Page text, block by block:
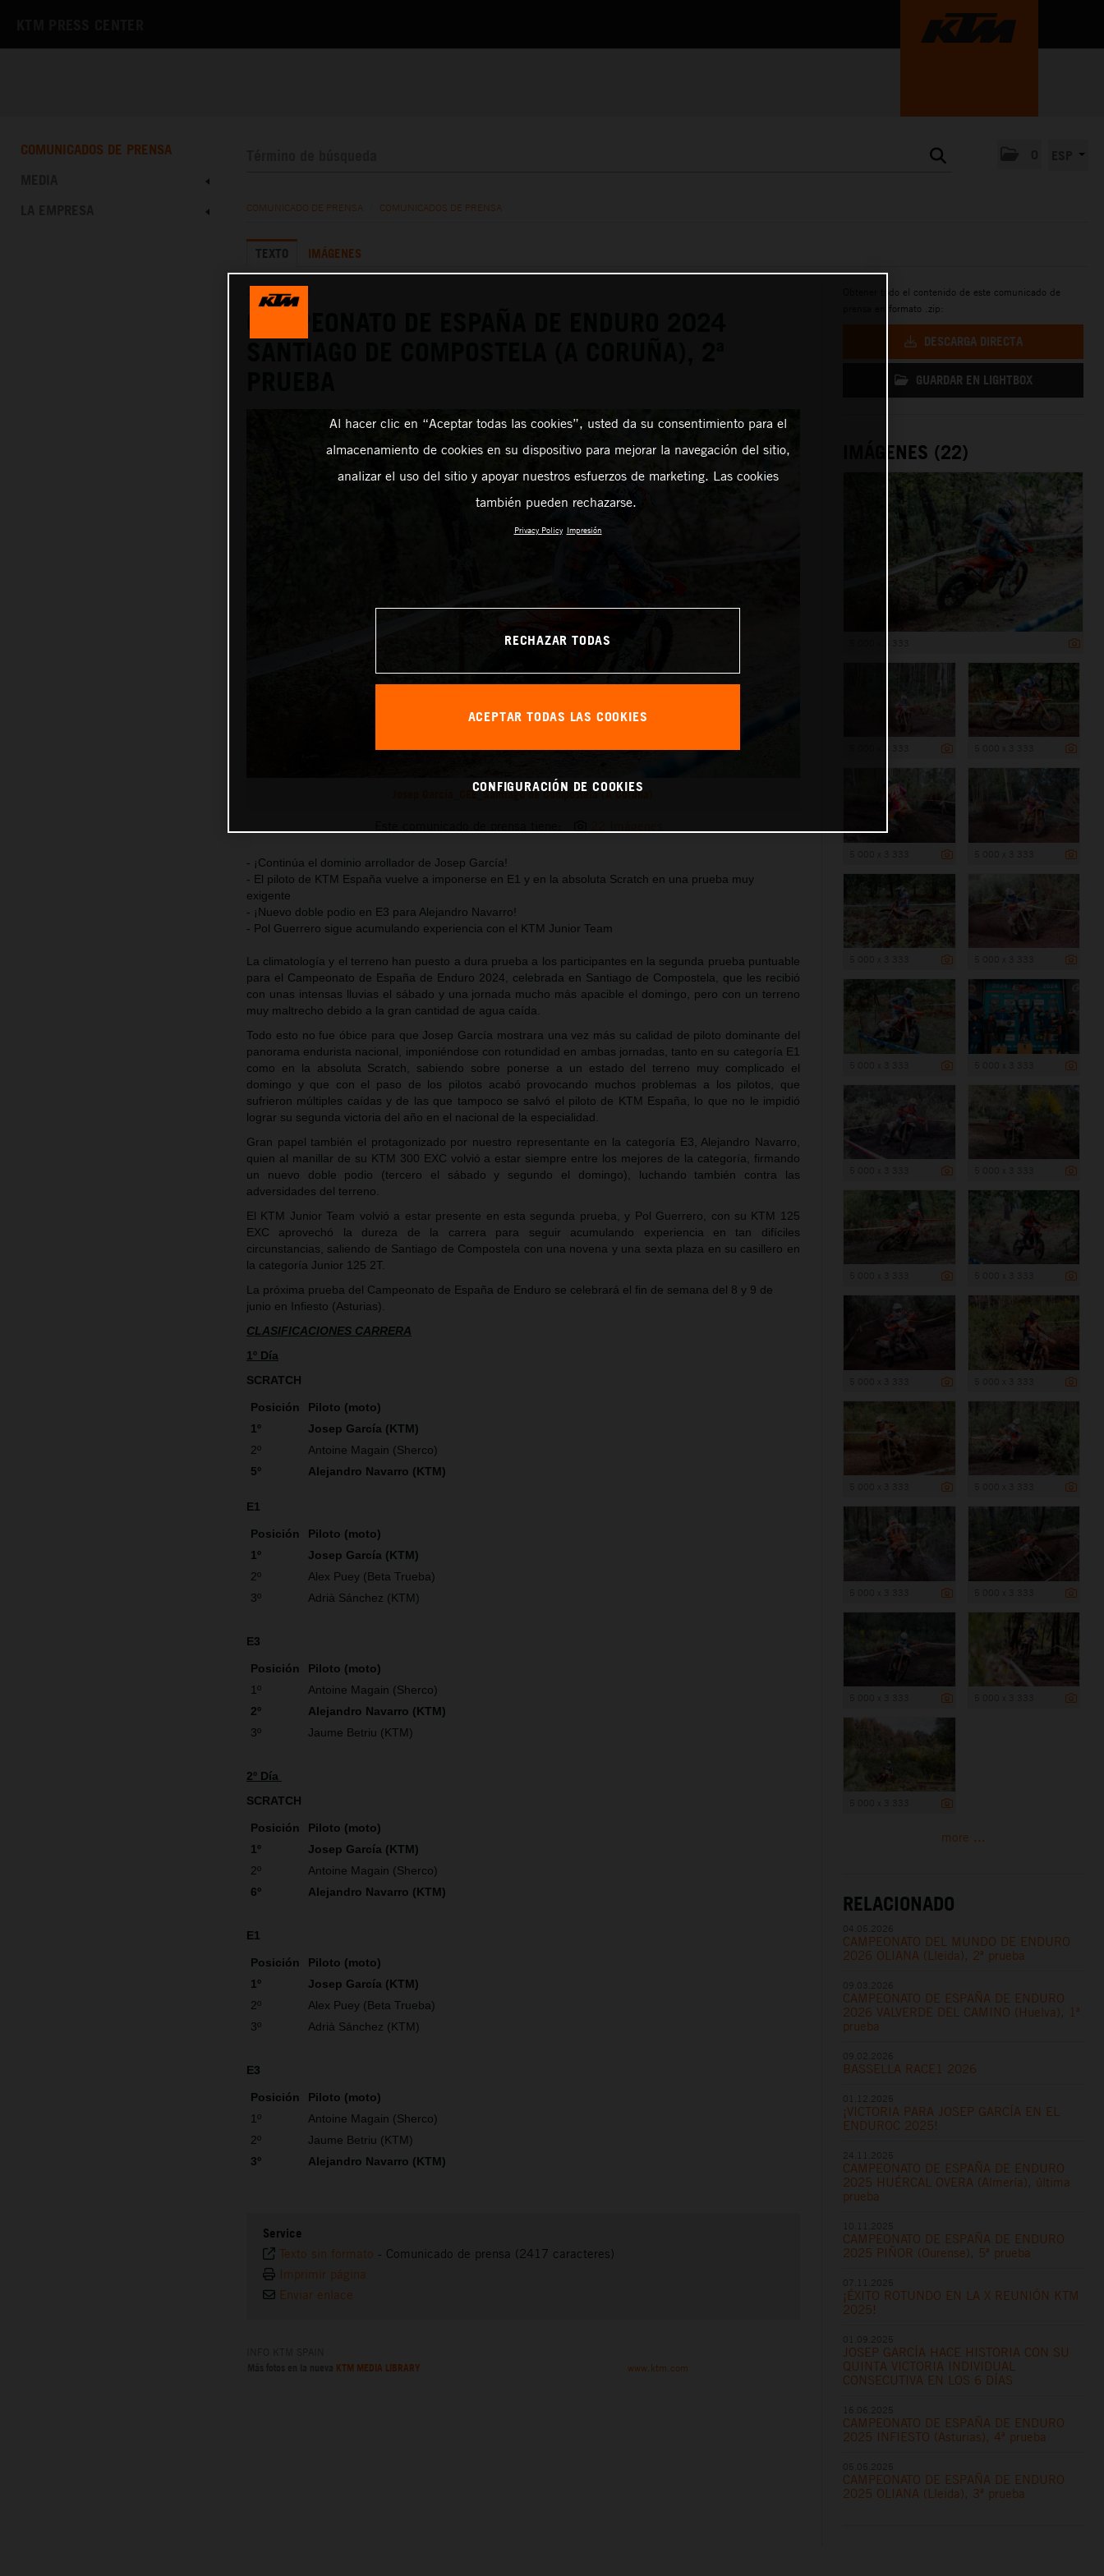
COMUNICADOS DE PRENSA
COMUNICADO DE PRENSA COMUNICADOS DE PRENSA
TEXTO IMÁGENES
29.04.2024
Josep García_CEE_Santiago de Compostela (A Coruña)
- ¡Continúa el dominio arrollador de Josep García!
- El piloto de KTM España vuelve a imponerse en E1 y en la absoluta Scratch en una prueba muy
exigente
- ¡Nuevo doble podio en E3 para Alejandro Navarro!
- Pol Guerrero sigue acumulando experiencia con el KTM Junior Team
La climatología y el terreno han puesto a dura prueba a los participantes en la segunda prueba puntuable
para el Campeonato de España de Enduro 2024, celebrada en Santiago de Compostela, que les recibió
con unas intensas lluvias el sábado y una jornada mucho más apacible el domingo, pero con un terreno
muy maltrecho debido a la gran cantidad de agua caída.
Todo esto no fue óbice para que Josep García mostrara una vez más su calidad de piloto dominante del
panorama endurista nacional, imponiéndose con rotundidad en ambas jornadas, tanto en su categoría E1
como en la absoluta Scratch, sabiendo sobre ponerse a un estado del terreno muy complicado el
domingo y que con el paso de los pilotos acabó provocando muchos problemas a los pilotos, que
sufrieron múltiples caídas y de las que tampoco se salvó el piloto de KTM España, lo que no le impidió
lograr su segunda victoria del año en el nacional de la especialidad.
Gran papel también el protagonizado por nuestro representante en la categoría E3, Alejandro Navarro,
quien al manillar de su KTM 300 EXC volvió a estar siempre entre los mejores de la categoría, firmando
un nuevo doble podio (tercero el sábado y segundo el domingo), luchando también contra las
adversidades del terreno.
El KTM Junior Team volvió a estar presente en esta segunda prueba, y Pol Guerrero, con su KTM 125
EXC aprovechó la dureza de la carrera para seguir acumulando experiencia en tan difíciles
circunstancias, saliendo de Santiago de Compostela con una novena y una sexta plaza en su casillero en
la categoría Junior 125 2T.
La próxima prueba del Campeonato de España de Enduro se celebrará el fin de semana del 8 y 9 de
junio en Infiesto (Asturias).
CLASIFICACIONES CARRERA
1º Día
SCRATCH
Posición
Piloto (moto)
1º
Josep García (KTM)
2º
Antoine Magain (Sherco)
5º
Alejandro Navarro (KTM)
E1
Posición
Piloto (moto)
1º
Josep García (KTM)
2º
Alex Puey (Beta Trueba)
3º
Adrià Sánchez (KTM)
E3
Posición
Piloto (moto)
1º
Antoine Magain (Sherco)
2º
Alejandro Navarro (KTM)
3º
Jaume Betriu (KTM)
2º Día
SCRATCH
Posición
Piloto (moto)
1º
Josep García (KTM)
2º
Antoine Magain (Sherco)
6º
Alejandro Navarro (KTM)
E1
Posición
Piloto (moto)
1º
Josep García (KTM)
2º
Alex Puey (Beta Trueba)
3º
Adrià Sánchez (KTM)
E3
Posición
Piloto (moto)
1º
Antoine Magain (Sherco)
2º
Jaume Betriu (KTM)
3º
Alejandro Navarro (KTM)
Service
Texto sin formato - Comunicado de prensa (2417 caracteres)
Imprimir página
Enviar enlace
KTM MEDIA LIBRARY www.ktm.com
Obtener todo el contenido de este comunicado de
prensa en formato .zip:
DESCARGA DIRECTA
GUARDAR EN LIGHTBOX
IMÁGENES (22)
more ...
RELACIONADO
CAMPEONATO DEL MUNDO DE ENDURO
2026 OLIANA (Lleida), 2ª prueba
CAMPEONATO DE ESPAÑA DE ENDURO
2026 VALVERDE DEL CAMINO (Huelva), 1ª
prueba
BASSELLA RACE1 2026
¡VICTORIA PARA JOSEP GARCÍA EN EL
ENDUROC 2025!
CAMPEONATO DE ESPAÑA DE ENDURO
2025 HUÉRCAL OVERA (Almería), última
prueba
CAMPEONATO DE ESPAÑA DE ENDURO
2025 PIÑOR (Ourense), 5ª prueba
¡ÉXITO ROTUNDO EN LA X REUNIÓN KTM
2025!
JOSEP GARCÍA HACE HISTORIA CON SU
QUINTA VICTORIA INDIVIDUAL
CONSECUTIVA EN LOS 6 DÍAS
CAMPEONATO DE ESPAÑA DE ENDURO
2025 INFIESTO (Asturias), 4ª prueba
CAMPEONATO DE ESPAÑA DE ENDURO
2025 OLIANA (Lleida), 3ª prueba
Al hacer clic en “Aceptar todas las cookies”, usted da su consentimiento para el
almacenamiento de cookies en su dispositivo para mejorar la navegación del sitio,
analizar el uso del sitio y apoyar nuestros esfuerzos de marketing. Las cookies
también pueden rechazarse.
Privacy Policy Impresión
RECHAZAR TODAS
ACEPTAR TODAS LAS COOKIES
CONFIGURACIÓN DE COOKIES